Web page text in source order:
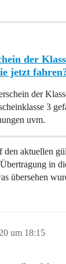
der
jetzt
der
3
uvm.
den aktuellen
in
übersehen
um 18:15